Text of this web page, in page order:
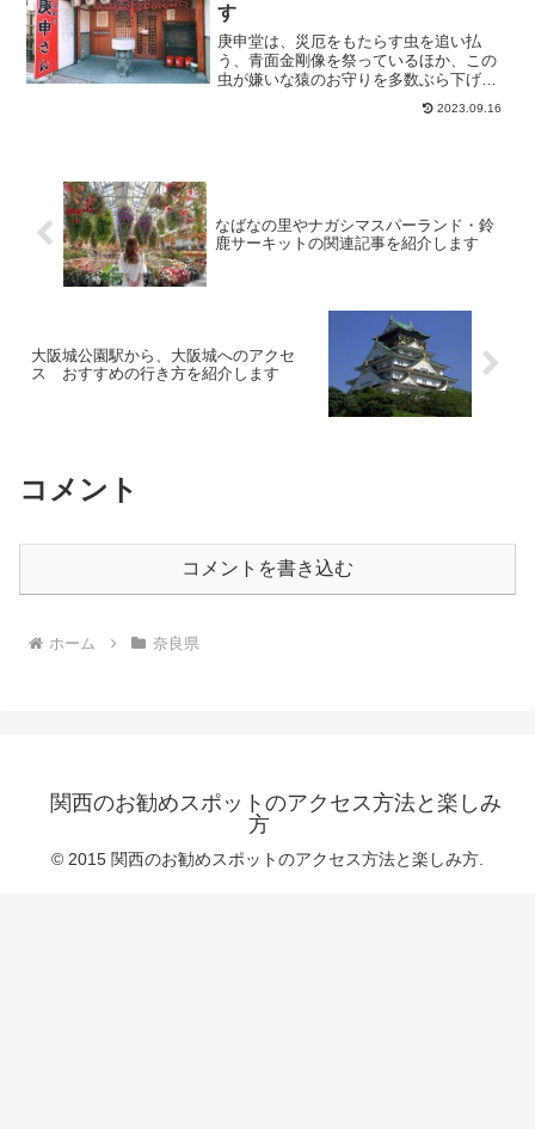
す
庚申堂は、災厄をもたらす虫を追い払
う、青面金剛像を祭っているほか、この
虫が嫌いな猿のお守りを多数ぶら下げて
います。門扉は開かないが、正面から拝
むことは可能です。ならまち一帯に庚申
2023.09.16
なばなの里やナガシマスパーランド・鈴
鹿サーキットの関連記事を紹介します
大阪城公園駅から、大阪城へのアクセ
ス おすすめの行き方を紹介します
コメント
コメントを書き込む
ホーム 奈良県
関西のお勧めスポットのアクセス方法と楽しみ
方
© 2015 関西のお勧めスポットのアクセス方法と楽しみ方.